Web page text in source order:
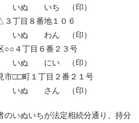
（印）
８番地１０６
（印）
丁目６番２３号
（印）
１丁目２番２１号
（印）
いぬいちが法定相続分通り、持分